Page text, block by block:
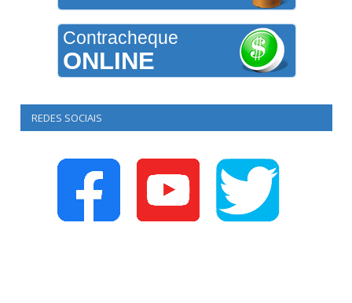
Contracheque
ONLINE
REDES SOCIAIS